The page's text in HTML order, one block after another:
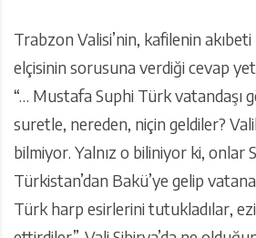
Trabzon Valisi’nin, kafilenin
elçisinin sorusuna verdiği cevap
“… Mustafa Suphi Türk vatandaşı
suretle, nereden, niçin geldiler?
bilmiyor. Yalnız o biliniyor ki, onlar
Türkistan’dan Bakü’ye gelip
Türk harp esirlerini tutukladılar,